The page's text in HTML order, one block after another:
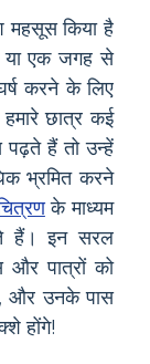
महसूस किया है
या एक जगह से
करने के लिए
छात्र कई
पढ़ते हैं तो उन्हें
भ्रमित करने
के माध्यम
हैं। इन सरल
और पात्रों को
और उनके पास
होंगे!